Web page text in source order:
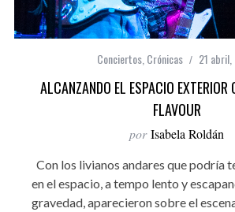
Conciertos Crónicas 21
ALCANZANDO EL ESPACIO EXTERIOR
FLAVOUR
por Isabela Roldán
Con los livianos andares que podría
en el espacio, a tempo lento y
gravedad, aparecieron sobre el